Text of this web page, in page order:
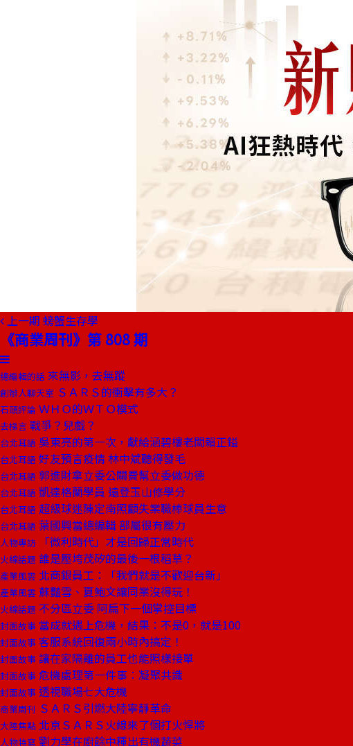
上一期 螃蟹生存學
《商業周刊》第 808 期
總編輯的話 來無影，去無蹤
創辦人聊天室 ＳＡＲＳ的衝擊有多大？
石頭評論 ＷＨＯ的ＷＴＯ模式
去梯言 戰爭？兒戲？
台北耳語 吳東亮的第一次，獻給涵碧樓老闆賴正鎰
台北耳語 好友預言疫情 林中斌聽得發毛
台北耳語 郭進財拿立委公關費幫立委做功德
台北耳語 凱達格蘭學員 遠登玉山修學分
台北耳語 超級球迷陳定南照顧失業職棒球員生意
台北耳語 葉國興當總編輯 部屬很有壓力
人物專訪 「微利時代」才是回歸正常時代
火線話題 誰是壓垮茂矽的最後一根稻草？
產業風雲 北商銀員工：「我們就是不歡迎台新」
產業風雲 蘇豔雪、夏鮑文讓同業沒得玩！
火線話題 不分區立委 阿扁下一個掌控目標
封面故事 當成就遇上危機，結果：不是0，就是100
封面故事 客服系統回復兩小時內搞定！
封面故事 讓在家隔離的員工也能照樣接單
封面故事 危機處理第一件事︰凝聚共識
封面故事 透視職場七大危機
商業周刊 ＳＡＲＳ引燃大陸寧靜革命
大陸焦點 北京ＳＡＲＳ火線來了個打火悍將
人物特寫 劉力學在廚餘中種出有機蔬菜